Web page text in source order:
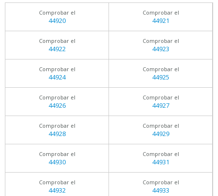
Comprobar el
44920
Comprobar el
44921
Comprobar el
44922
Comprobar el
44923
Comprobar el
44924
Comprobar el
44925
Comprobar el
44926
Comprobar el
44927
Comprobar el
44928
Comprobar el
44929
Comprobar el
44930
Comprobar el
44931
Comprobar el
44932
Comprobar el
44933